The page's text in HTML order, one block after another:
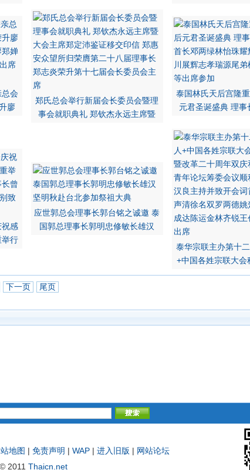
会
廖
郑氏总会举行新届会长委员会暨理
事会就职典礼 郑钦杰永远主席暨
泰国林氏天后宫隆
元君圣诞盛典 理事
感
行
应世郭总会理事长郭台铭之诚邀 泰
国郭总理事长郭明忠修敏长雄汉
泰华宗联主办第十
+中国各姓宗联大会
下一页 尾页
行礼如仪 陈通广成刚修陆志鸿焯辉南榕学文运金荣杰锦财和年鸿
一次恳亲大会”
一行廿五人到访
创业相继致贺词 诸首长欢聚一堂赞助经费各位大显身手引吭高歌
罗两德授印信 永远名誉理事长罗豪杰出席仪式并向新届理事致贺
地图 | 免责声明 | WAP | 进入旧版 | 网站论坛
Thaicn.net